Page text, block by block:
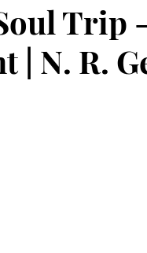
Trip
| N. R.